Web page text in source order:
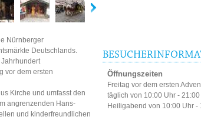
Nürnberger
Deutschlands.
vor dem ersten
Kirche und umfasst den
angrenzenden Hans-
und kinderfreundlichen
Öffnungszeiten
Freitag vor dem ersten
täglich von 10:00 Uhr -
Heiligabend von 10:00 Uhr -